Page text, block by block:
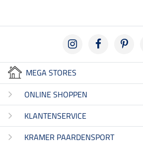
MEGA STORES
ONLINE SHOPPEN
KLANTENSERVICE
KRAMER PAARDENSPORT